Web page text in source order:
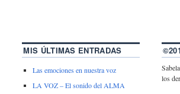
MIS ÚLTIMAS ENTRADAS
Las emociones en nuestra voz
LA VOZ – El sonido del ALMA
los